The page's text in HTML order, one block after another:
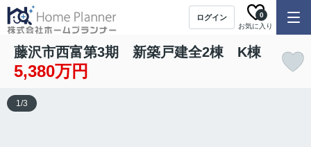
ログイン
お気に入り
0
藤沢市西富第3期 新築戸建全2棟 K棟
5,380万円
1/3